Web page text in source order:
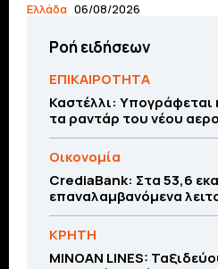
Ελλάδα 06/08/2026
Ροή ειδήσεων
ΕΠΙΚΑΙΡΟΤΗΤΑ
Καστέλλι: Υπογράφεται
τα ραντάρ του νέου
Οικονομία
CrediaBank: Στα 53,6
επαναλαμβανόμενα
ΚΡΗΤΗ
MINOAN LINES: